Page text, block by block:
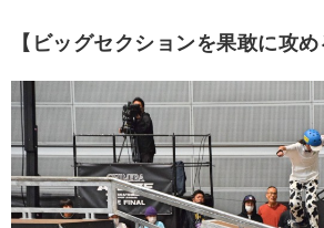
【ビッグセクションを果敢に攻